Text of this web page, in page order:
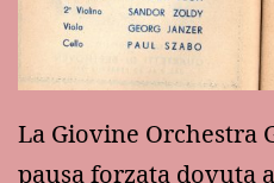
La Giovine Orchestra
pausa forzata dovuta